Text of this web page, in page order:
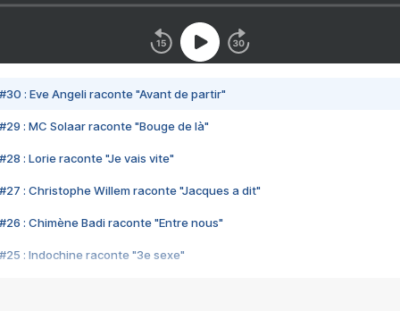
#30 : Eve Angeli raconte "Avant de partir"
#29 : MC Solaar raconte "Bouge de là"
#28 : Lorie raconte "Je vais vite"
#27 : Christophe Willem raconte "Jacques a dit"
#26 : Chimène Badi raconte "Entre nous"
#25 : Indochine raconte "3e sexe"